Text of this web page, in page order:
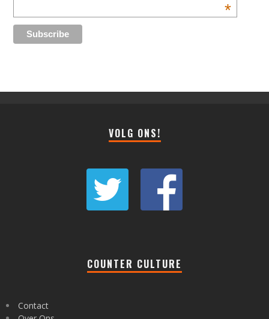
*
VOLG ONS!
COUNTER CULTURE
Contact